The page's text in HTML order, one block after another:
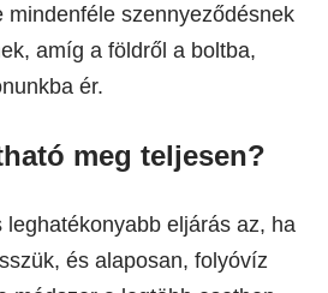
mindenféle szennyeződésnek
amíg a földről a boltba,
ér.
meg teljesen?
leghatékonyabb eljárás az, ha
és alaposan, folyóvíz